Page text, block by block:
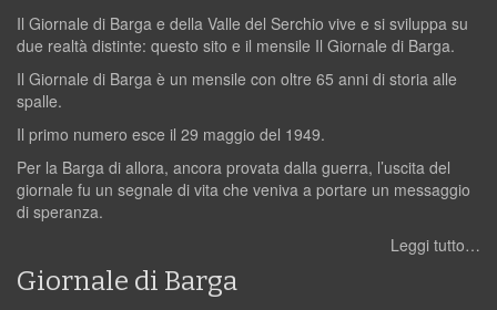
Il Giornale di Barga e della Valle del Serchio vive e si sviluppa su
due realtà distinte: questo sito e il mensile Il Giornale di Barga.
Il Giornale di Barga è un mensile con oltre 65 anni di storia alle
spalle.
Il primo numero esce il 29 maggio del 1949.
Per la Barga di allora, ancora provata dalla guerra, l’uscita del
giornale fu un segnale di vita che veniva a portare un messaggio
di speranza.
Leggi tutto…
Giornale di Barga